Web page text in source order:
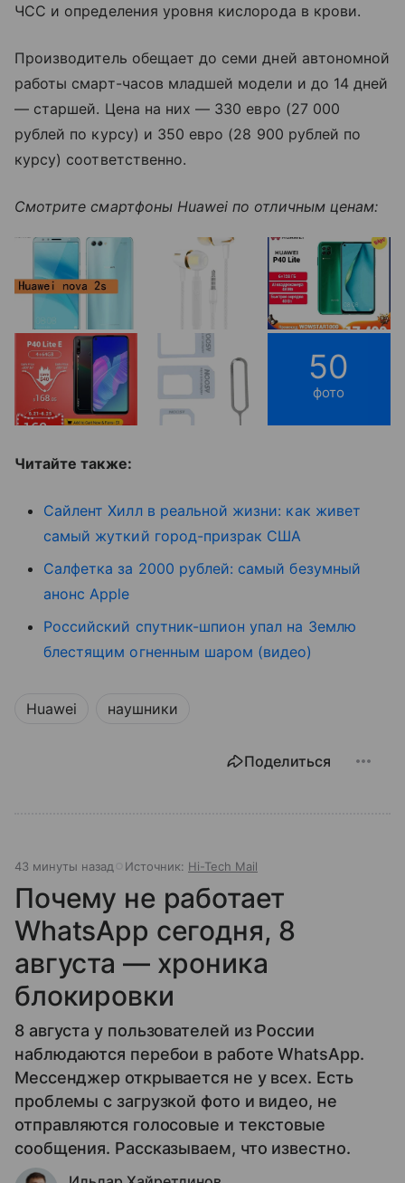
ЧСС и определения уровня кислорода в крови.
Производитель обещает до семи дней автономной
работы смарт-часов младшей модели и до 14 дней
— старшей. Цена на них— 330 евро (27 000
рублей по курсу) и 350 евро (28 900 рублей по
курсу) соответственно.
Смотрите смартфоны Huawei по отличным ценам:
50
фото
Читайте также:
Сайлент Хилл в реальной жизни: как живет
самый жуткий город-призрак США
Салфетка за 2000 рублей: самый безумный
анонс Apple
Российский спутник-шпион упал на Землю
блестящим огненным шаром (видео)
Huawei наушники
Поделиться
43 минуты назад Источник: Hi-Tech Mail
Почему не работает
WhatsApp сегодня, 8
августа — хроника
блокировки
8 августа у пользователей из России
наблюдаются перебои в работе WhatsApp.
Мессенджер открывается не у всех. Есть
проблемы с загрузкой фото и видео, не
отправляются голосовые и текстовые
сообщения. Рассказываем, что известно.